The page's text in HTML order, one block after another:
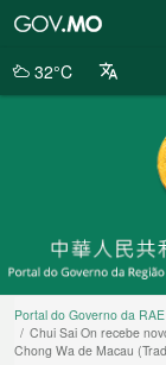
da
32°C
Portal do Governo da
Chui Sai On recebe
Chong Wa de Macau